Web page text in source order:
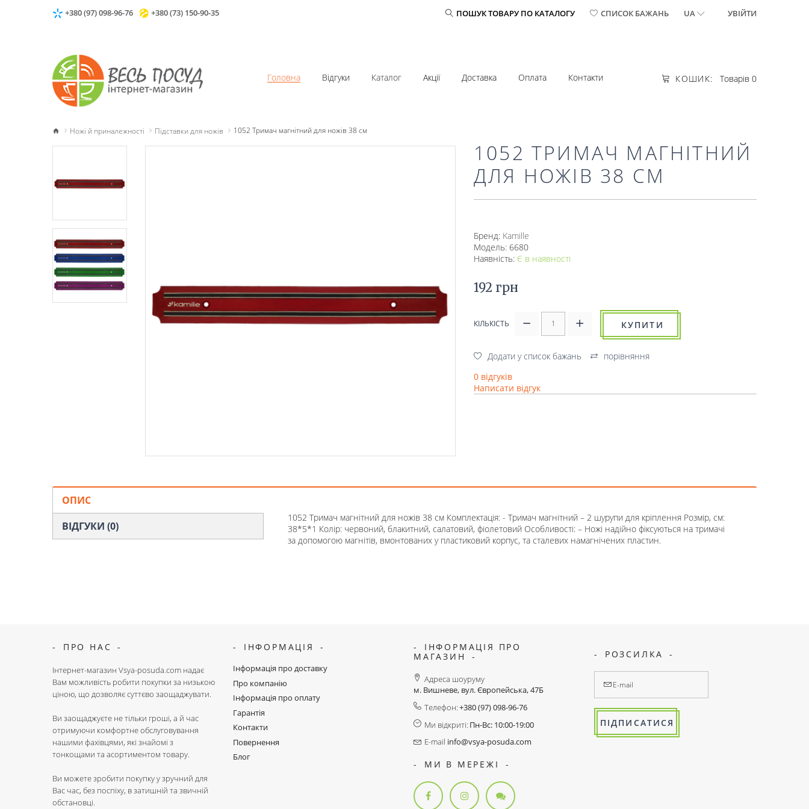
+380 (97) 098-96-76 +380 (73) 150-90-35 ПОШУК ТОВАРУ ПО КАТАЛОГУ СПИСОК БАЖАНЬ UA УВІЙТИ
КОШИК: Товарів 0
Головна Відгуки Каталог Акції Доставка Оплата Контакти
Ножі й приналежності Підставки для ножів 1052 Тримач магнітний для ножів 38 см
1052 ТРИМАЧ МАГНІТНИЙ
ДЛЯ НОЖІВ 38 СМ
Бренд: Kamille
Модель: 6680
Наявність: Є в наявності
192 грн
КІЛЬКІСТЬ КУПИТИ
Додати у список бажань
порівняння
0 відгуків
Написати відгук
ОПИС
ВІДГУКИ (0)
1052 Тримач магнітний для ножів 38 см Комплектація: - Тримач магнітний – 2 шурупи для кріплення Розмір, см:
38*5*1 Колір: червоний, блакитний, салатовий, фіолетовий Особливості: – Ножі надійно фіксуються на тримачі
за допомогою магнітів, вмонтованих у пластиковий корпус, та сталевих намагнічених пластин.
ПРО НАС
Інтернет-магазин Vsya-posuda.com надає
Вам можливість робити покупки за низькою
ціною, що дозволяє суттєво заощаджувати.
Ви заощаджуєте не тільки гроші, а й час
отримуючи комфортне обслуговування
нашими фахівцями, які знайомі з
тонкощами та асортиментом товару.
Ви можете зробити покупку у зручний для
Вас час, без поспіху, в затишній та звичній
обстановці.
ІНФОРМАЦІЯ
Інформація про доставку
Про компанію
Інформація про оплату
Гарантія
Контакти
Повернення
Блог
ІНФОРМАЦІЯ ПРО
МАГАЗИН
Адреса шоуруму
м. Вишневе, вул. Європейська, 47Б
Телефон:+380 (97) 098-96-76
Ми відкриті: Пн-Вс: 10:00-19:00
E-mail info@vsya-posuda.com
МИ В МЕРЕЖІ
РОЗСИЛКА
ПІДПИСАТИСЯ